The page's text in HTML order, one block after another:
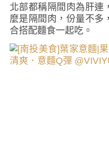
北部都稱隔間肉為肝連
麼是隔間肉，份量不多
合搭配麵食一起吃。